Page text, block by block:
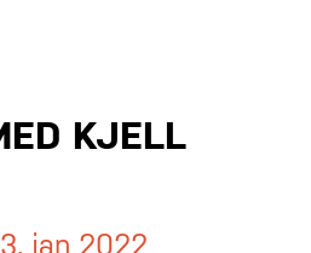
KJELL
jan 2022